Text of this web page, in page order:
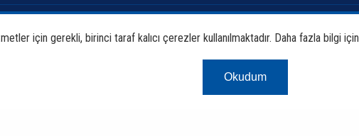
Bankacılık Banka ve Sektör Bilgileri
Sürdürülebilirlik
için gerekli, birinci taraf kalıcı çerezler kullanılmaktadır. Daha fazla bilgi için
Okudum